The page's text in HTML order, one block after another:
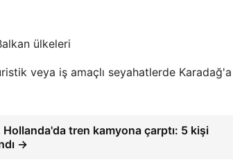
ülkeleri
veya iş amaçlı seyahatlerde Karadağ'a
tren kamyona çarptı: 5 kişi
→